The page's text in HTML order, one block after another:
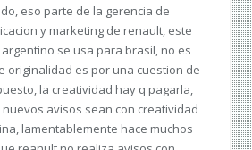
eso parte de la gerencia de
y marketing de renault, este
argentino se usa para brasil, no es
originalidad es por una cuestion de
la creatividad hay q pagarla,
avisos sean con creatividad
lamentablemente hace muchos